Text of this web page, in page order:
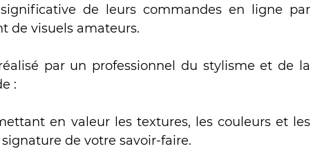
de leurs commandes en ligne par
de visuels amateurs.
par un professionnel du stylisme et de la
:
en valeur les textures, les couleurs et les
de votre savoir-faire.